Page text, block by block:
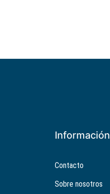
Información
Contacto
Sobre nosotros